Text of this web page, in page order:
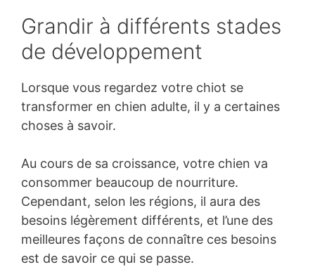
Grandir à différents stades
de développement
Lorsque vous regardez votre chiot se
transformer en chien adulte, il y a certaines
choses à savoir.
Au cours de sa croissance, votre chien va
consommer beaucoup de nourriture.
Cependant, selon les régions, il aura des
besoins légèrement différents, et l’une des
meilleures façons de connaître ces besoins
est de savoir ce qui se passe.